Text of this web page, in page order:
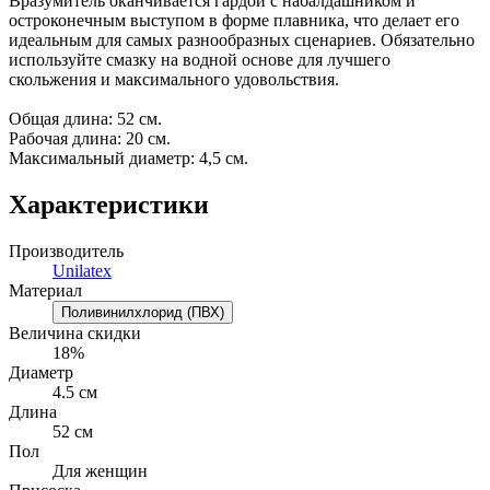
остроконечным выступом в форме плавника, что делает его
идеальным для самых разнообразных сценариев. Обязательно
используйте смазку на водной основе для лучшего
скольжения и максимального удовольствия.
Общая длина: 52 см.
Рабочая длина: 20 см.
Максимальный диаметр: 4,5 см.
Характеристики
Производитель
Unilatex
Материал
Поливинилхлорид (ПВХ)
Величина скидки
18%
Диаметр
4.5 см
Длина
52 см
Пол
Для женщин